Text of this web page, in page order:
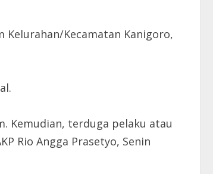
Kelurahan/Kecamatan Kanigoro,
Kemudian, terduga pelaku atau
Rio Angga Prasetyo, Senin